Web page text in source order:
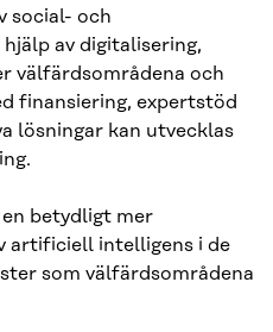
social- och
av digitalisering,
välfärdsområdena och
finansiering, expertstöd
lösningar kan utvecklas
betydligt mer
artificiell intelligens i de
som välfärdsområdena